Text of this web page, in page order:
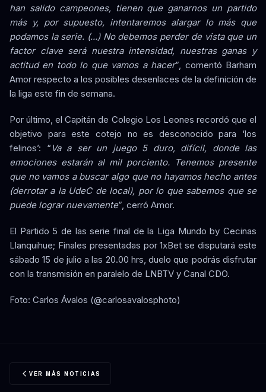
han salido campeones, tienen que ganarnos un partido
más y, por supuesto, intentaremos alargar lo más que
podamos la serie. (...) No debemos perder de vista que un
factor clave será nuestra intensidad, nuestras ganas y
actitud en todo lo que vamos a hacer”, comentó Barham
Amor respecto a los posibles desenlaces de la definición de
la liga este fin de semana.
Por último, el Capitán de Colegio Los Leones recordó que el
objetivo para este cotejo no es desconocido para ‘los
felinos’: “ Va a ser un juego 5 duro, difícil, donde las
emociones estarán al mil porciento. Tenemos presente
que no vamos a buscar algo que no hayamos hecho antes
(derrotar a la UdeC de local), por lo que sabemos que se
puede lograr nuevamente”, cerró Amor.
El Partido 5 de las serie final de la Liga Mundo by Cecinas
Llanquihue; Finales presentadas por 1xBet se disputará este
sábado 15 de julio a las 20.00 hrs, duelo que podrás disfrutar
con la transmisión en paralelo de LNBTV y Canal CDO.
Foto: Carlos Ávalos (@carlosavalosphoto)
VER MÁS NOTICIAS